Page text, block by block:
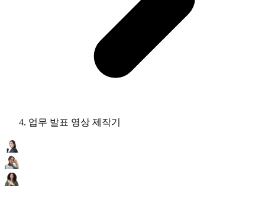
업무 발표 영상 제작기